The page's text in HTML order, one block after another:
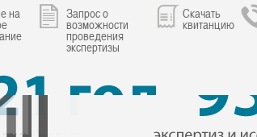
на Запрос о
возможности
проведения
экспертизы
Скачать
квитанцию